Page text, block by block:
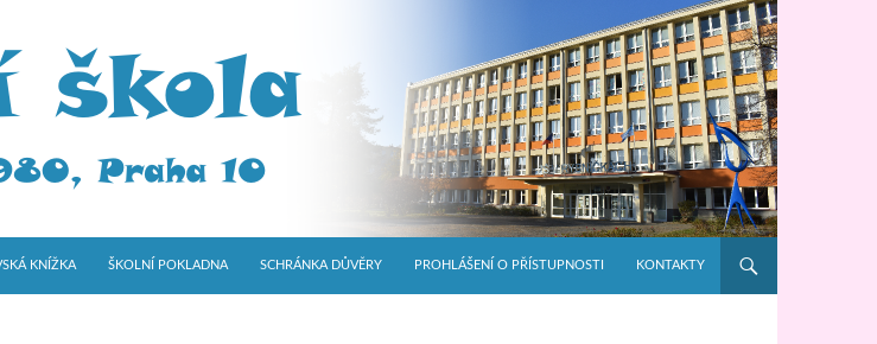
KNÍŽKA ŠKOLNÍ POKLADNA SCHRÁNKA DŮVĚRY PROHLÁŠENÍ O PŘÍSTUPNOSTI KONTAKTY